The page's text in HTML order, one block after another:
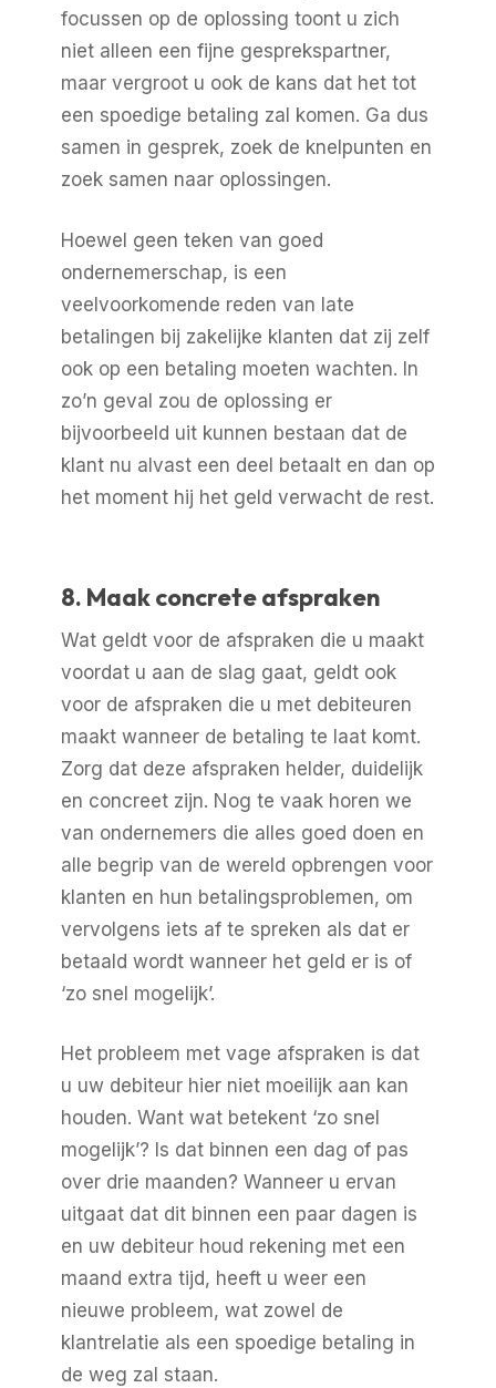
focussen op de oplossing toont u zich
niet alleen een fijne gesprekspartner,
maar vergroot u ook de kans dat het tot
een spoedige betaling zal komen. Ga dus
samen in gesprek, zoek de knelpunten en
zoek samen naar oplossingen.
Hoewel geen teken van goed
ondernemerschap, is een
veelvoorkomende reden van late
betalingen bij zakelijke klanten dat zij zelf
ook op een betaling moeten wachten. In
zo’n geval zou de oplossing er
bijvoorbeeld uit kunnen bestaan dat de
klant nu alvast een deel betaalt en dan op
het moment hij het geld verwacht de rest.
8. Maak concrete afspraken
Wat geldt voor de afspraken die u maakt
voordat u aan de slag gaat, geldt ook
voor de afspraken die u met debiteuren
maakt wanneer de betaling te laat komt.
Zorg dat deze afspraken helder, duidelijk
en concreet zijn. Nog te vaak horen we
van ondernemers die alles goed doen en
alle begrip van de wereld opbrengen voor
klanten en hun betalingsproblemen, om
vervolgens iets af te spreken als dat er
betaald wordt wanneer het geld er is of
‘zo snel mogelijk’.
Het probleem met vage afspraken is dat
u uw debiteur hier niet moeilijk aan kan
houden. Want wat betekent ‘zo snel
mogelijk’? Is dat binnen een dag of pas
over drie maanden? Wanneer u ervan
uitgaat dat dit binnen een paar dagen is
en uw debiteur houd rekening met een
maand extra tijd, heeft u weer een
nieuwe probleem, wat zowel de
klantrelatie als een spoedige betaling in
de weg zal staan.